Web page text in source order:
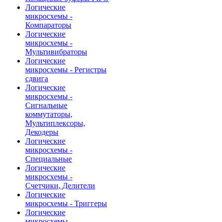
Логические
микросхемы -
Компараторы
Логические
микросхемы -
Мультивибраторы
Логические
микросхемы - Регистры
сдвига
Логические
микросхемы -
Сигнальные
коммутаторы,
Мультиплексоры,
Декодеры
Логические
микросхемы -
Специальные
Логические
микросхемы -
Счетчики, Делители
Логические
микросхемы - Триггеры
Логические